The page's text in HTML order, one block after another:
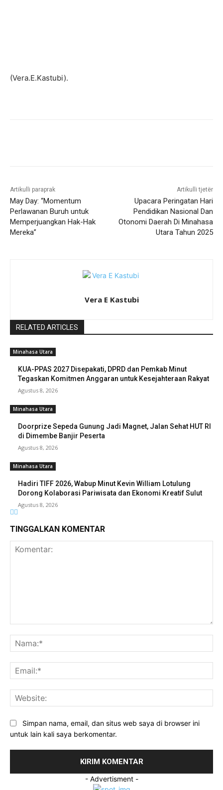
(Vera.E.Kastubi).
Artikulli paraprak
May Day: “Momentum
Perlawanan Buruh untuk
Memperjuangkan Hak-Hak
Mereka”
Artikulli tjetër
Upacara Peringatan Hari
Pendidikan Nasional Dan
Otonomi Daerah Di Minahasa
Utara Tahun 2025
Vera E Kastubi
RELATED ARTICLES
Minahasa Utara
KUA-PPAS 2027 Disepakati, DPRD dan Pemkab Minut
Tegaskan Komitmen Anggaran untuk Kesejahteraan Rakyat
Agustus 8, 2026
Minahasa Utara
Doorprize Sepeda Gunung Jadi Magnet, Jalan Sehat HUT RI
di Dimembe Banjir Peserta
Agustus 8, 2026
Minahasa Utara
Hadiri TIFF 2026, Wabup Minut Kevin William Lotulung
Dorong Kolaborasi Pariwisata dan Ekonomi Kreatif Sulut
Agustus 8, 2026
TINGGALKAN KOMENTAR
Simpan nama, email, dan situs web saya di browser ini
untuk lain kali saya berkomentar.
- Advertisment -